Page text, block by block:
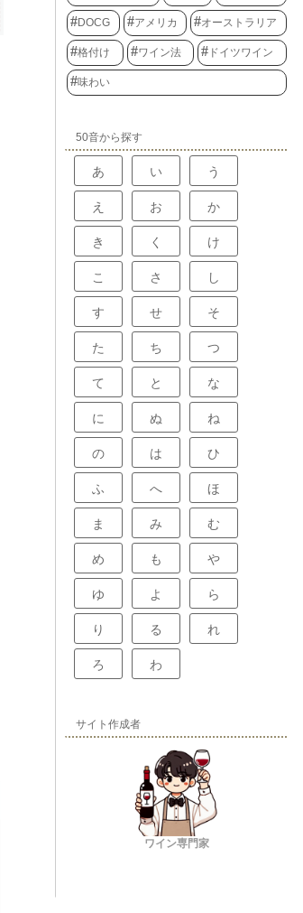
DOCG アメリカ オーストラリア
格付け ワイン法 ドイツワイン
味わい
50音から探す
あ い う
え お か
き く け
こ さ し
す せ そ
た ち つ
て と な
に ぬ ね
の は ひ
ふ へ ほ
ま み む
め も や
ゆ よ ら
り る れ
ろ わ
サイト作成者
ワイン専門家